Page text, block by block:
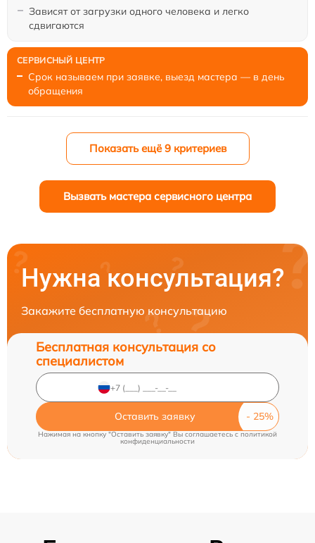
Зависят от загрузки одного человека и легко
сдвигаются
Срок называем при заявке, выезд мастера — в день
обращения
Показать ещё 9 критериев
Вызвать мастера сервисного центра
Нужна консультация?
Закажите бесплатную консультацию
Бесплатная консультация со
специалистом
Оставить заявку
Нажимая на кнопку "Оставить заявку" Вы соглашаетесь cполитикой
конфиденциальности